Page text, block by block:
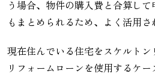
う場合、物件の購入費と合算し
もまとめられるため、よく活用さ
現在住んでいる住宅をスケルトン
リフォームローンを使用するケ